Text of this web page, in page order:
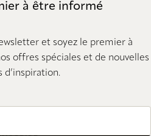
à être informé
et soyez le premier à
offres spéciales et de nouvelles
d’inspiration.